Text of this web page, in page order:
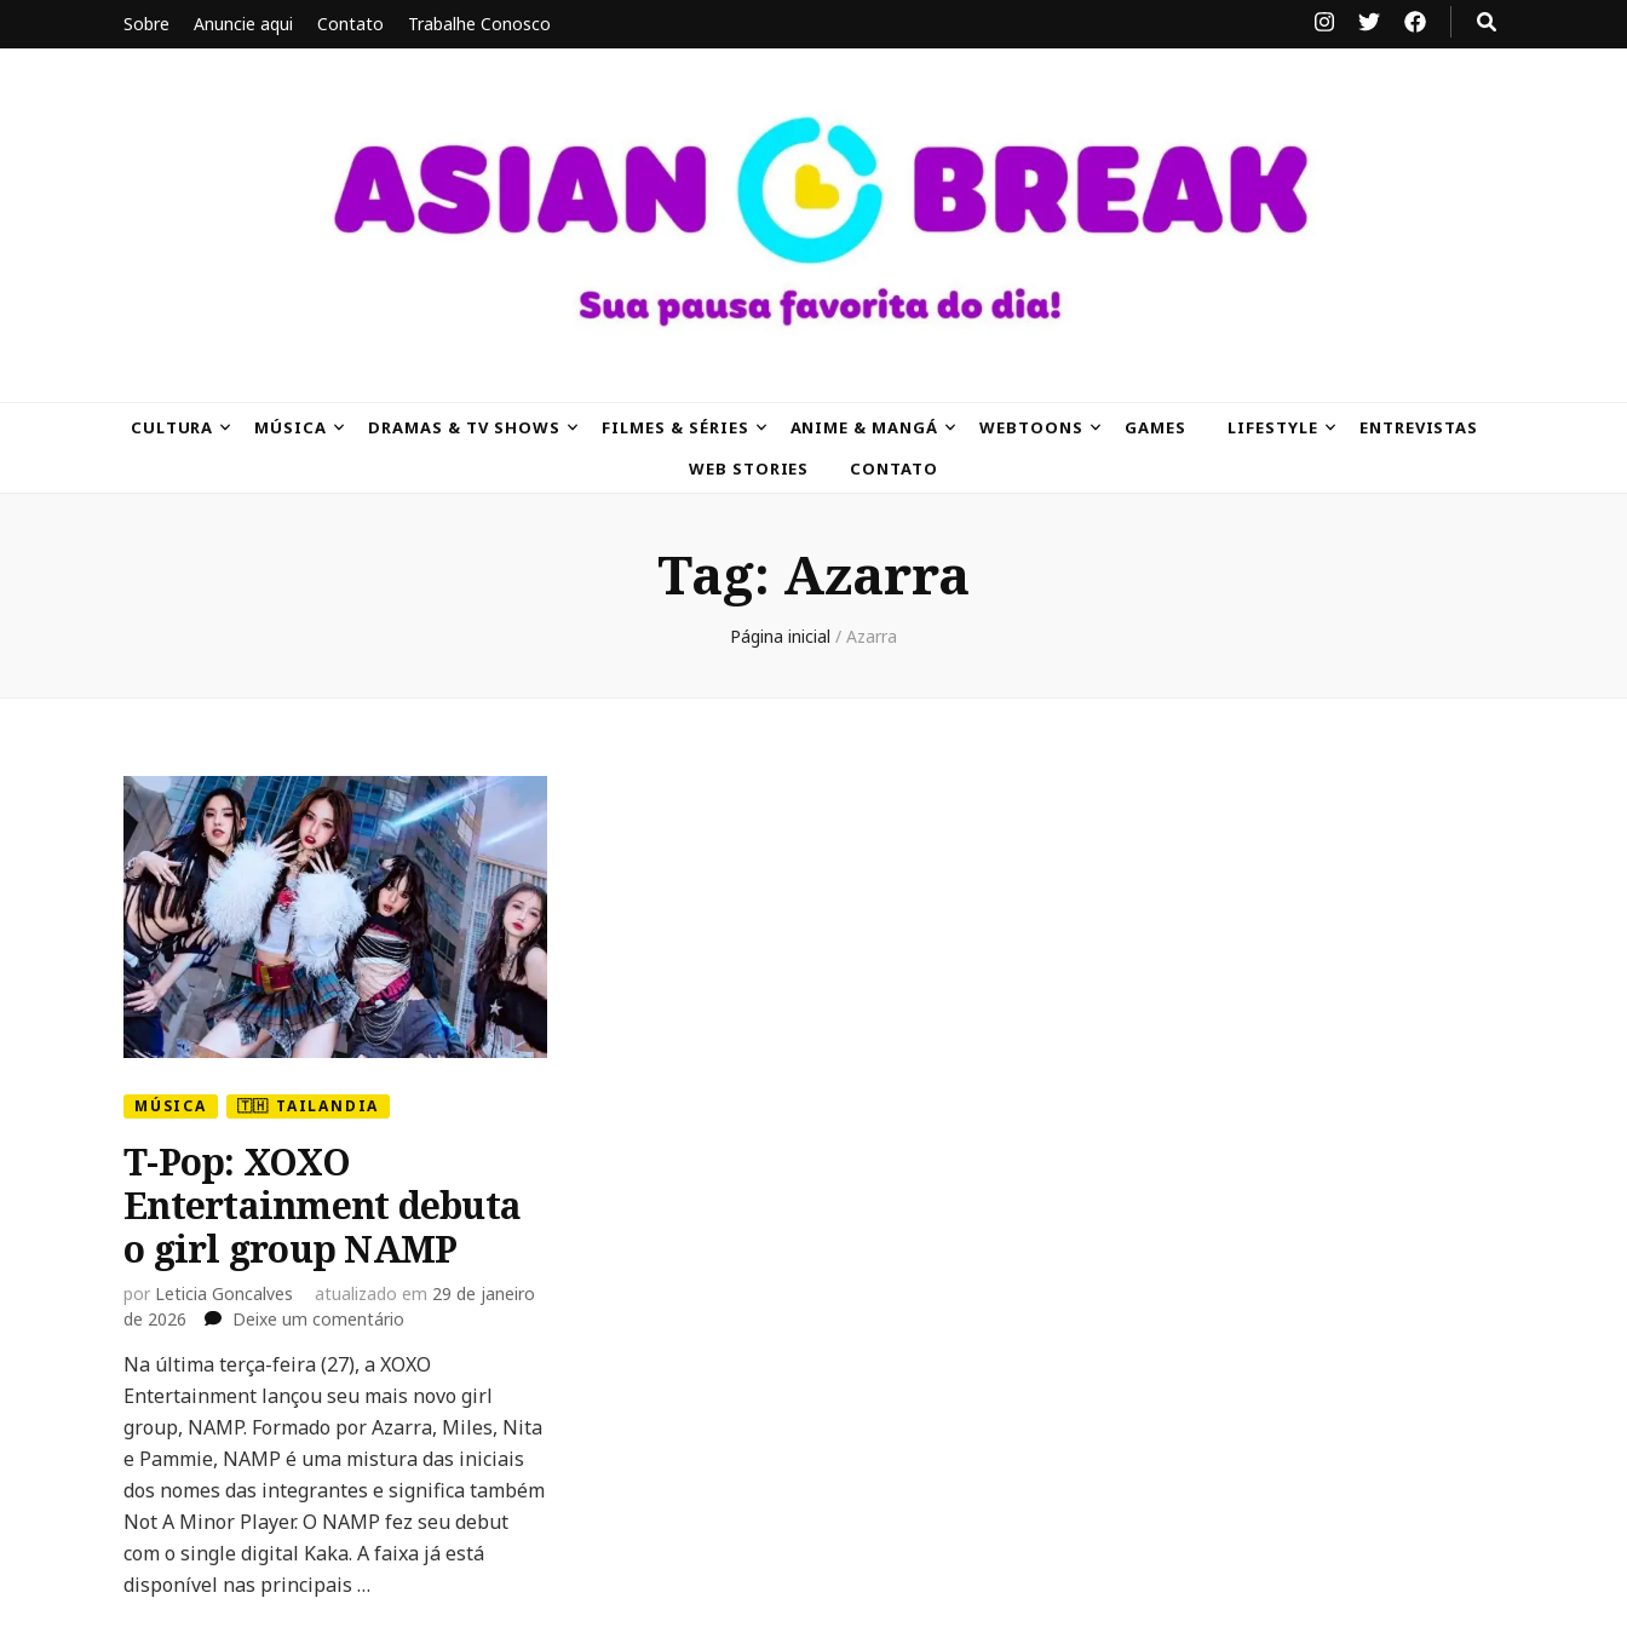
Sobre Anuncie aqui Contato Trabalhe Conosco
CULTURA MÚSICA DRAMAS & TV SHOWS FILMES & SÉRIES ANIME & MANGÁ WEBTOONS GAMES LIFESTYLE
ENTREVISTAS
WEB STORIES
CONTATO
Tag: Azarra
Página inicial / Azarra
MÚSICA 🇹🇭 TAILANDIA
T-Pop: XOXO
Entertainment debuta
o girl group NAMP
por Leticia Goncalves atualizado em 29 de janeiro
de 2026
Deixe um comentário
Pop:
XOXO
Entertainment
debuta
o
girl
group
NAMP
Na última terça-feira (27), a XOXO
Entertainment lançou seu mais novo girl
group, NAMP. Formado por Azarra, Miles, Nita
e Pammie, NAMP é uma mistura das iniciais
dos nomes das integrantes e significa também
Not A Minor Player. O NAMP fez seu debut
com o single digital Kaka. A faixa já está
disponível nas principais …